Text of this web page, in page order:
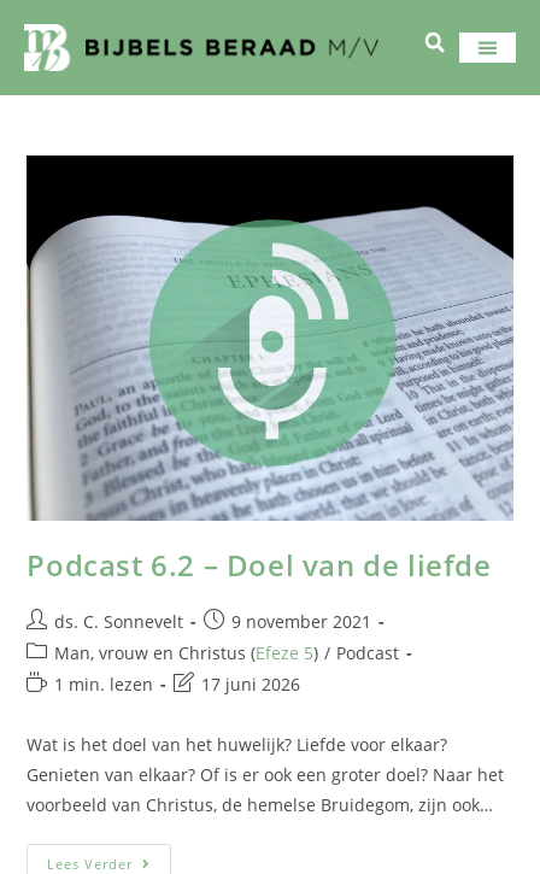
Podcast 6.2 – Doel van de liefde
ds. C. Sonnevelt
9 november 2021
Man, vrouw en Christus (Efeze 5) / Podcast
1 min. lezen
17 juni 2026
Wat is het doel van het huwelijk? Liefde voor elkaar?
Genieten van elkaar? Of is er ook een groter doel? Naar het
voorbeeld van Christus, de hemelse Bruidegom, zijn ook…
Lees Verder